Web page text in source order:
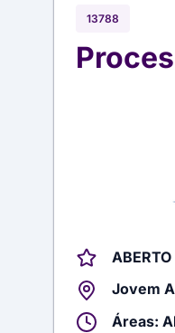
13788
ABERTO
Jovem
Áreas: